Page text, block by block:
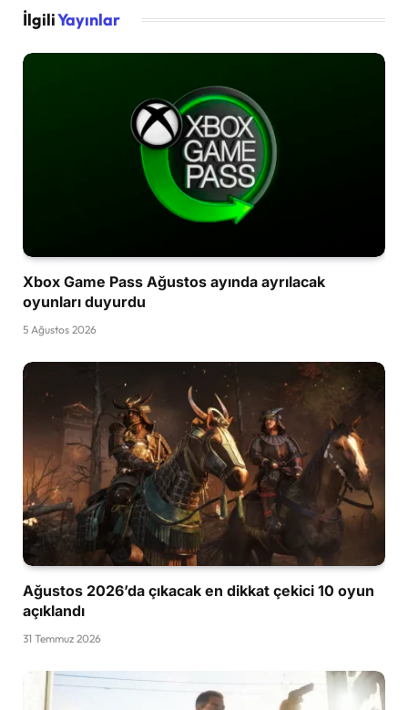
İlgiliYayınlar
Xbox Game Pass Ağustos ayında ayrılacak
oyunları duyurdu
5 Ağustos 2026
Ağustos 2026’da çıkacak en dikkat çekici 10 oyun
açıklandı
31 Temmuz 2026